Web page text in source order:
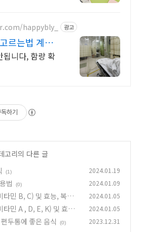
happybly_ 광고
르는법 계속
니다.
됩니다, 함량 확
하기
고리의 다른 글
(1) 2024.01.19
법 (0) 2024.01.09
타민 B, C) 및 효능, 복용
2024.01.05
민 A , D, E, K) 및 효능 ,
2024.01.05
두통에 좋은 음식 (0) 2023.12.31